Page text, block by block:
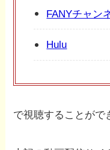
FANYチャン
Hulu
で視聴することがで